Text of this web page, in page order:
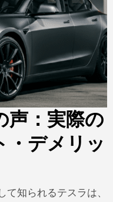
声：実際の
・デメリッ